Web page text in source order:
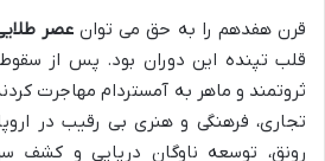
قرن هفدهم را به حق می توانعصر
قلب تپنده این دوران بود. پس از سقوط
ثروتمند و ماهر به آمستردام مهاجرت
تجاری، فرهنگی و هنری بی رقیب در
رونق، توسعه ناوگان دریایی و کشف